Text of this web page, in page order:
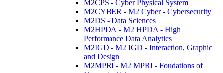
M2CPS - Cyber Physical System
M2CYBER - M2 Cyber - Cybersecurity
M2DS - Data Sciences
M2HPDA - M2 HPDA - High
Performance Data Analytics
M2IGD - M2 IGD - Interaction, Graphic
and Design
M2MPRI - M2 MPRI - Foudations of